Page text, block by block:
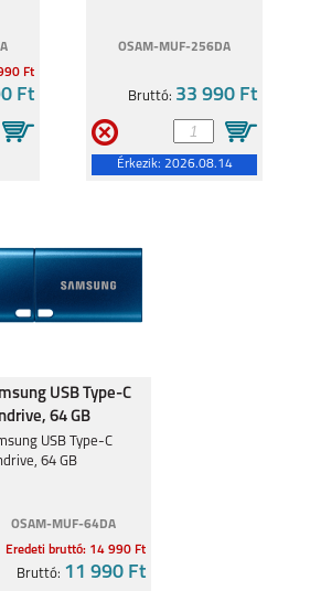
Ft
Ft
OSAM-MUF-256DA
Bruttó: 33 990 Ft
Érkezik: 2026.08.14
USB Type-C
64 GB
USB Type-C
64 GB
OSAM-MUF-64DA
Eredeti bruttó: 14 990 Ft
Bruttó: 11 990 Ft